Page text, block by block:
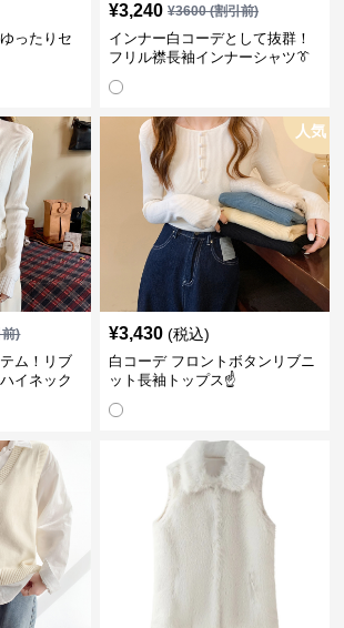
ったりセ
¥3,240 ¥3600(割引前)
インナー白コーデとして抜群！
フリル襟長袖インナーシャツ👔
)
ム！リブ
イネック
人気
¥3,430 (税込)
白コーデ フロントボタンリブニ
ット長袖トップス☝️